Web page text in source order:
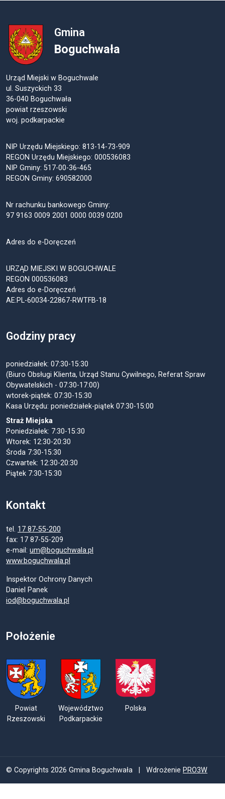
Gmina
Boguchwała
Urząd Miejski w Boguchwale
ul. Suszyckich 33
36-040 Boguchwała
powiat rzeszowski
woj. podkarpackie
NIP Urzędu Miejskiego: 813-14-73-909
REGON Urzędu Miejskiego: 000536083
NIP Gminy: 517-00-36-465
REGON Gminy: 690582000
Nr rachunku bankowego Gminy:
97 9163 0009 2001 0000 0039 0200
Adres do e-Doręczeń
URZĄD MIEJSKI W BOGUCHWALE
REGON 000536083
Adres do e-Doręczeń
AE:PL-60034-22867-RWTFB-18
Godziny pracy
poniedziałek: 07:30-15:30
(Biuro Obsługi Klienta, Urząd Stanu Cywilnego, Referat Spraw
Obywatelskich - 07:30-17:00)
wtorek-piątek: 07:30-15:30
Kasa Urzędu: poniedziałek-piątek 07:30-15:00
Straż Miejska
Poniedziałek: 7:30-15:30
Wtorek: 12:30-20:30
Środa 7:30-15:30
Czwartek: 12:30-20:30
Piątek 7:30-15:30
Kontakt
tel. 17 87-55-200
fax: 17 87-55-209
e-mail: um@boguchwala.pl
www.boguchwala.pl
Inspektor Ochrony Danych
Daniel Panek
iod@boguchwala.pl
Położenie
Powiat
Rzeszowski
Województwo
Podkarpackie
Polska
© Copyrights 2026 Gmina Boguchwała | Wdrożenie PRO3W